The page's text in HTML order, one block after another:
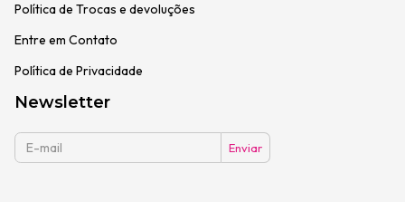
Política de Trocas e devoluções
Entre em Contato
Política de Privacidade
Newsletter